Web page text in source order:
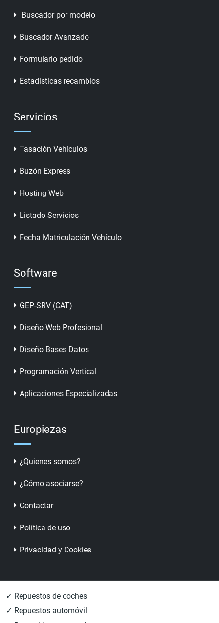
Buscador por modelo
Buscador Avanzado
Formulario pedido
Estadisticas recambios
Servicios
Tasación Vehículos
Buzón Express
Hosting Web
Listado Servicios
Fecha Matriculación Vehículo
Software
GEP-SRV (CAT)
Diseño Web Profesional
Diseño Bases Datos
Programación Vertical
Aplicaciones Especializadas
Europiezas
¿Quienes somos?
¿Cómo asociarse?
Contactar
Política de uso
Privacidad y Cookies
✓ Repuestos de coches
✓ Repuestos automóvil